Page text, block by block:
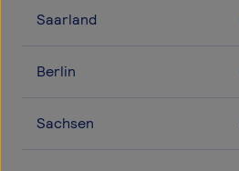
Saarland
Berlin
Sachsen